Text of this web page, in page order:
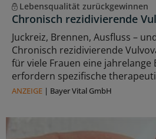
Lebensqualität zurückgewinnen
Chronisch rezidivierende
Juckreiz, Brennen, Ausfluss –
Chronisch rezidivierende
für viele Frauen eine jahrelange
erfordern spezifische
ANZEIGE | Bayer Vital GmbH